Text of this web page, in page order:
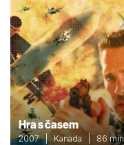
Hra s časem
2007 | Kanada | 86 min